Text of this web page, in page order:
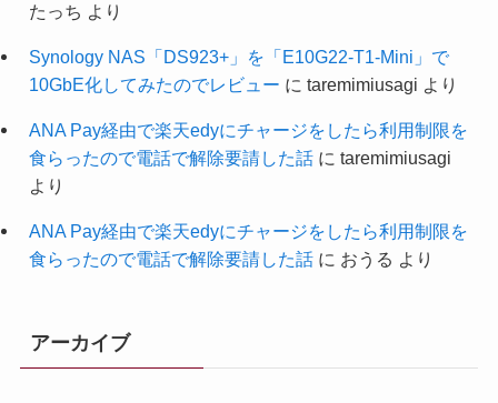
たっち より
Synology NAS「DS923+」を「E10G22-T1-Mini」で
10GbE化してみたのでレビュー に taremimiusagi より
ANA Pay経由で楽天edyにチャージをしたら利用制限を
食らったので電話で解除要請した話に taremimiusagi
より
ANA Pay経由で楽天edyにチャージをしたら利用制限を
食らったので電話で解除要請した話に おうる より
アーカイブ